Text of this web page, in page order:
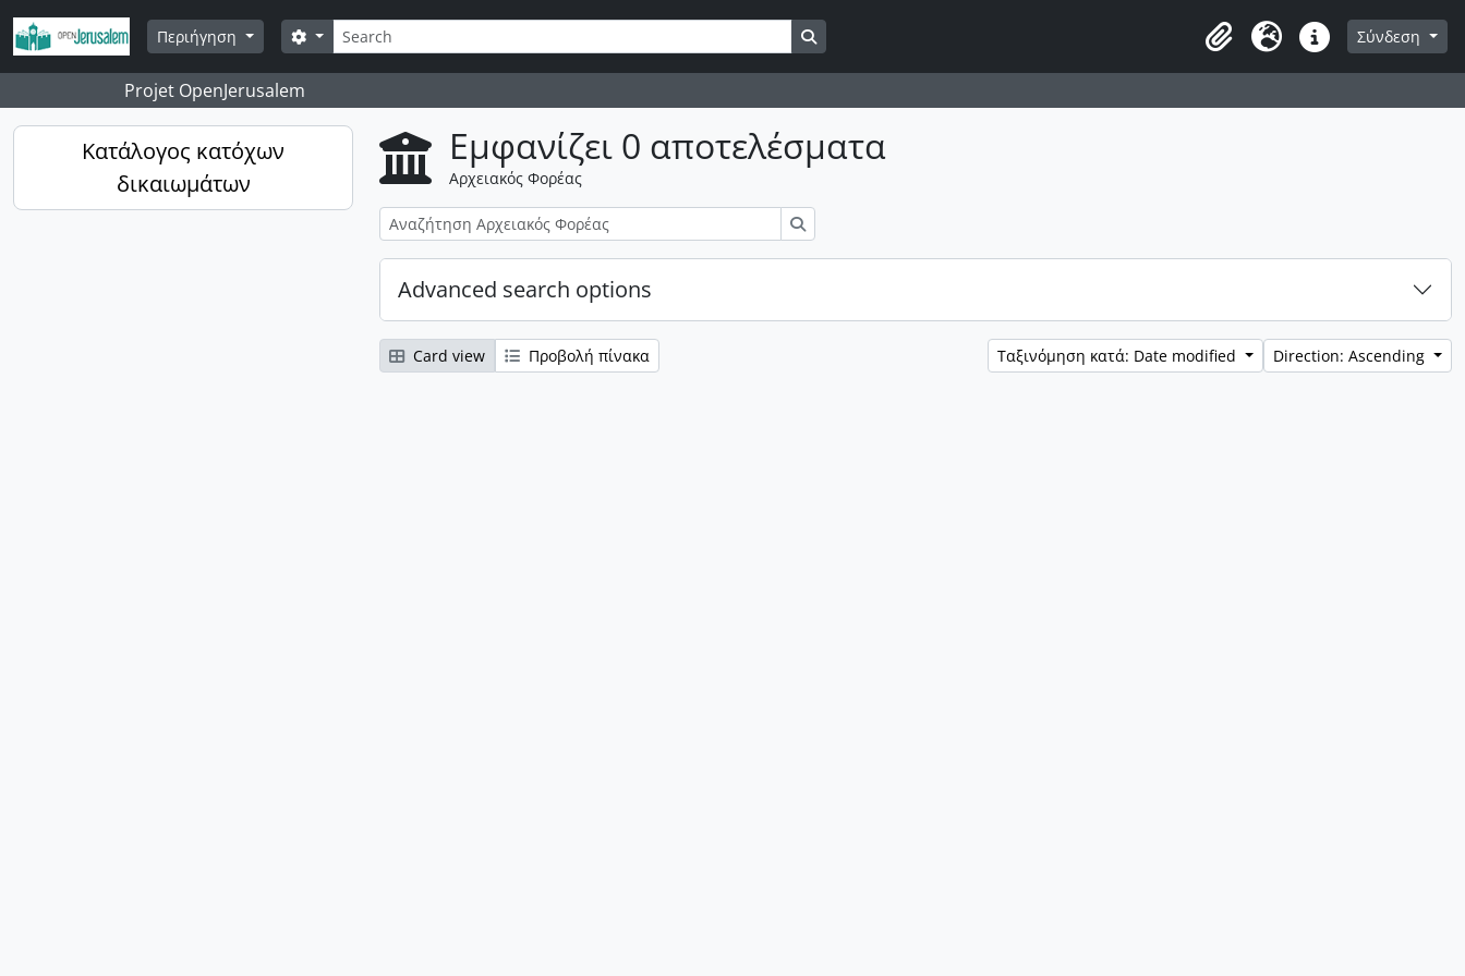
Skip to main content
Περιήγηση
Αναζήτηση
Επιλογές αναζήτησης
ClipboardΓλώσσαΣυντομεύσεις
Σύνδεση
Projet OpenJerusalem
Κατάλογος κατόχων
δικαιωμάτων
Εμφανίζει 0 αποτελέσματα
Αρχειακός Φορέας
Advanced search options
Card view Προβολή πίνακα Ταξινόμηση κατά: Date modified Direction: Ascending